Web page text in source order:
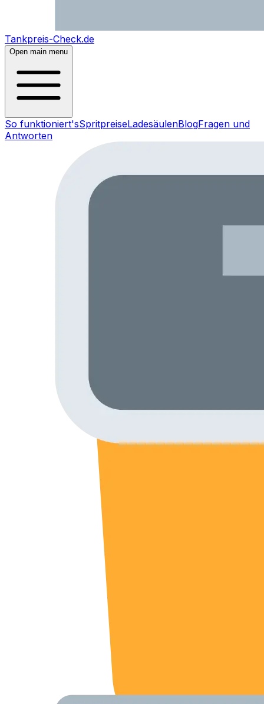
Tankpreis-Check.de
Open main menu
So funktioniert'sSpritpreiseLadesäulenBlogFragen und
Antworten